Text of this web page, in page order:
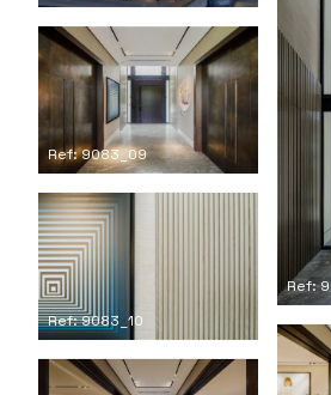
Ref:
Ref: 9083_09
Ref: 9083_10